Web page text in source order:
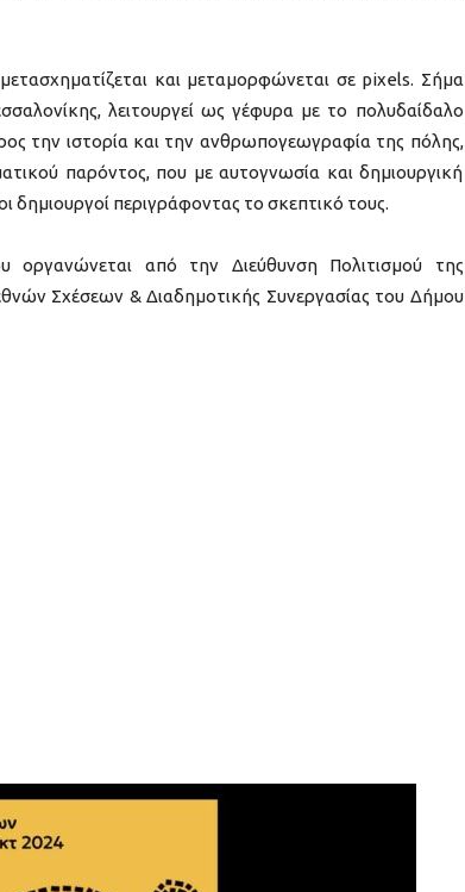
και μεταμορφώνεται σε pixels. Σήμα
λειτουργεί ως γέφυρα με το πολυδαίδαλο
την ιστορία και την ανθρωπογεωγραφία της πόλης,
παρόντος, που με αυτογνωσία και δημιουργική
δημιουργοί περιγράφοντας το σκεπτικό τους.
από την Διεύθυνση Πολιτισμού της
Σχέσεων & Διαδημοτικής Συνεργασίας του Δήμου